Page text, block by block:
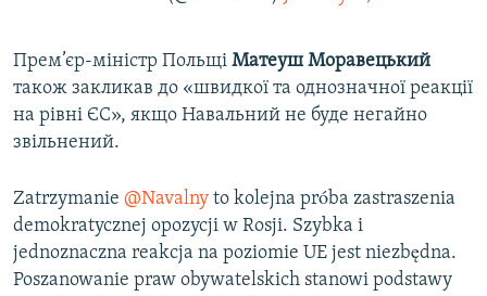
Прем’єр-міністр Польщі Матеуш Моравецький
також закликав до «швидкої та однозначної реакції
на рівні ЄС», якщо Навальний не буде негайно
звільнений.
Zatrzymanie @Navalny to kolejna próba zastraszenia
demokratycznej opozycji w Rosji. Szybka i
jednoznaczna reakcja na poziomie UE jest niezbędna.
Poszanowanie praw obywatelskich stanowi podstawy